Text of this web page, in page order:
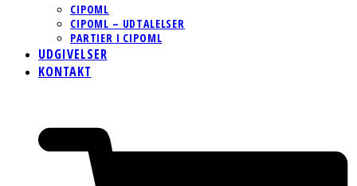
CIPOML
CIPOML – UDTALELSER
PARTIER I CIPOML
UDGIVELSER
KONTAKT